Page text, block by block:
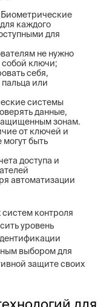
Биометрические
каждого
для
не нужно
собой ключи;
себя,
или
системы
данные,
зонам.
от ключей и
быть
доступа и
автоматизации
контроля
уровень
выбором для
защите своих
для